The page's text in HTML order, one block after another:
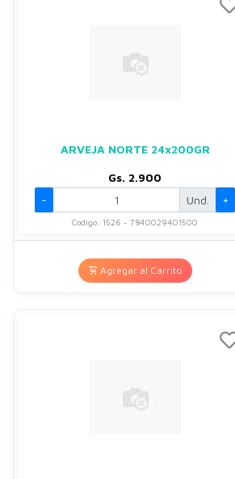
ARVEJA NORTE 24x200GR
Gs. 2.900
-
Und. +
Codigo: 1526 - 7840029401500
Agregar al Carrito